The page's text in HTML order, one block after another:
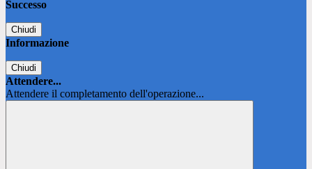
Successo
Chiudi
Informazione
Chiudi
Attendere...
Attendere il completamento dell'operazione...